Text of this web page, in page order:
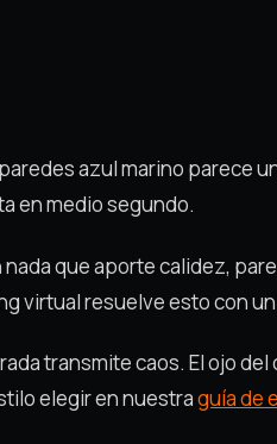
azul marino parece
en medio segundo.
que aporte calidez,
virtual resuelve esto con
transmite caos. El ojo
elegir en nuestraguía de